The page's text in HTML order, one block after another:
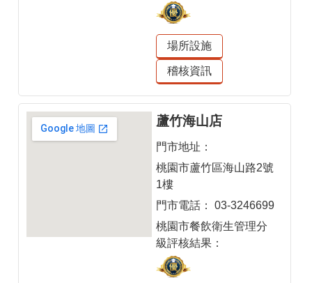
場所設施
稽核資訊
蘆竹海山店
門市地址：
桃園市蘆竹區海山路2號
1樓
門市電話：
03-3246699
桃園市餐飲衛生管理分
級評核結果：